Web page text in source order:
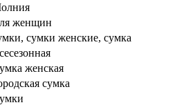
женщин
сумки женские, сумка
женская
сумка